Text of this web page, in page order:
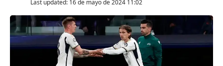
Last updated: 16 de mayo de 2024 11:02